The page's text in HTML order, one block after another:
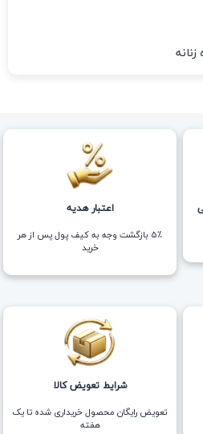
اعتبار هدیه
5٪ بازگشت وجه به کیف پول پس از هر
خرید
شرایط تعویض کالا
تعویض رایگان محصول خریداری شده تا یک
هفته